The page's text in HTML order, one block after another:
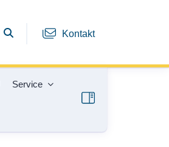
Kontakt
Service